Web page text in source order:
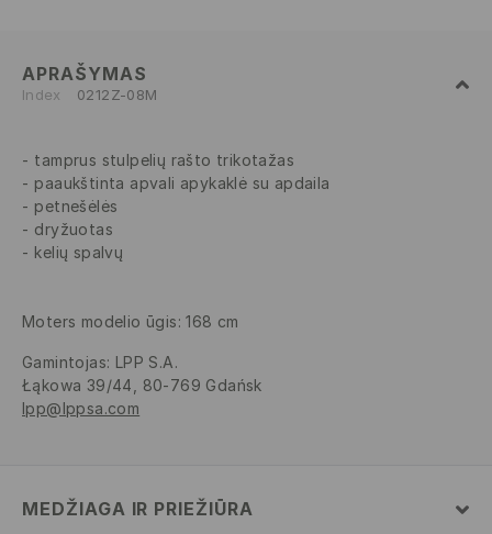
APRAŠYMAS
Index 0212Z-08M
tamprus stulpelių rašto trikotažas
paaukštinta apvali apykaklė su apdaila
petnešėlės
dryžuotas
kelių spalvų
Moters modelio ūgis: 168 cm
Gamintojas: LPP S.A.
Łąkowa 39/44, 80-769 Gdańsk
lpp@lppsa.com
MEDŽIAGA IR PRIEŽIŪRA